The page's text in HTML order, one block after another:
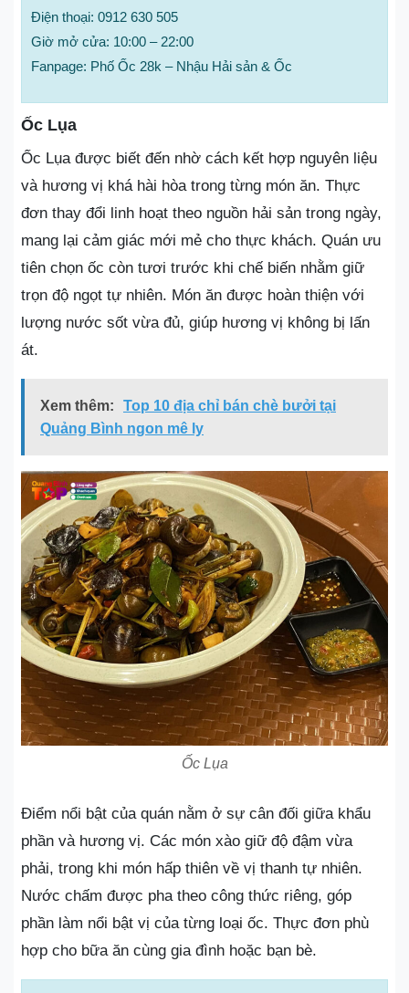
Điện thoại: 0912 630 505
Giờ mở cửa: 10:00 – 22:00
Fanpage: Phố Ốc 28k – Nhậu Hải sản & Ốc
Ốc Lụa
Ốc Lụa được biết đến nhờ cách kết hợp nguyên liệu
và hương vị khá hài hòa trong từng món ăn. Thực
đơn thay đổi linh hoạt theo nguồn hải sản trong ngày,
mang lại cảm giác mới mẻ cho thực khách. Quán ưu
tiên chọn ốc còn tươi trước khi chế biến nhằm giữ
trọn độ ngọt tự nhiên. Món ăn được hoàn thiện với
lượng nước sốt vừa đủ, giúp hương vị không bị lấn
át.
Xem thêm:
Top 10 địa chỉ bán chè bưởi tại
Quảng Bình ngon mê ly
Ốc Lụa
Điểm nổi bật của quán nằm ở sự cân đối giữa khẩu
phần và hương vị. Các món xào giữ độ đậm vừa
phải, trong khi món hấp thiên về vị thanh tự nhiên.
Nước chấm được pha theo công thức riêng, góp
phần làm nổi bật vị của từng loại ốc. Thực đơn phù
hợp cho bữa ăn cùng gia đình hoặc bạn bè.